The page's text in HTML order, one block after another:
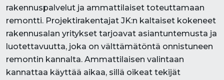
rakennuspalvelut ja ammattilaiset toteuttamaan
remontti. Projektirakentajat JK:n kaltaiset kokeneet
rakennusalan yritykset tarjoavat asiantuntemusta ja
luotettavuutta, joka on välttämätöntä onnistuneen
remontin kannalta. Ammattilaisen valintaan
kannattaa käyttää aikaa, sillä oikeat tekijät